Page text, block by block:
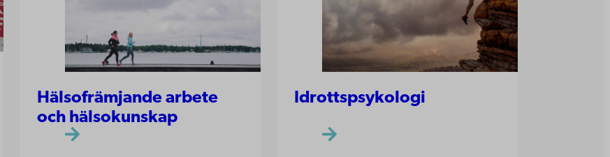
Hälsofrämjande arbete
och hälsokunskap
Idrottspsykologi